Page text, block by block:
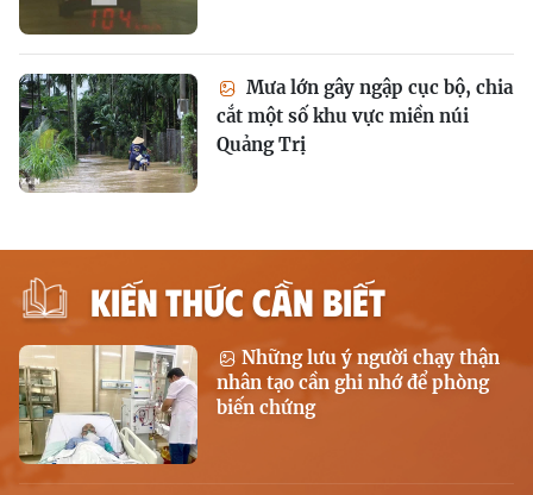
Mưa lớn gây ngập cục bộ, chia
cắt một số khu vực miền núi
Quảng Trị
KIẾN THỨC CẦN BIẾT
Những lưu ý người chạy thận
nhân tạo cần ghi nhớ để phòng
biến chứng